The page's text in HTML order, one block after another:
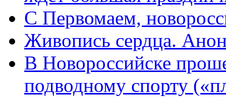
C Первомаем,
Живопись сердца.
В Новороссийске
подводному спорту